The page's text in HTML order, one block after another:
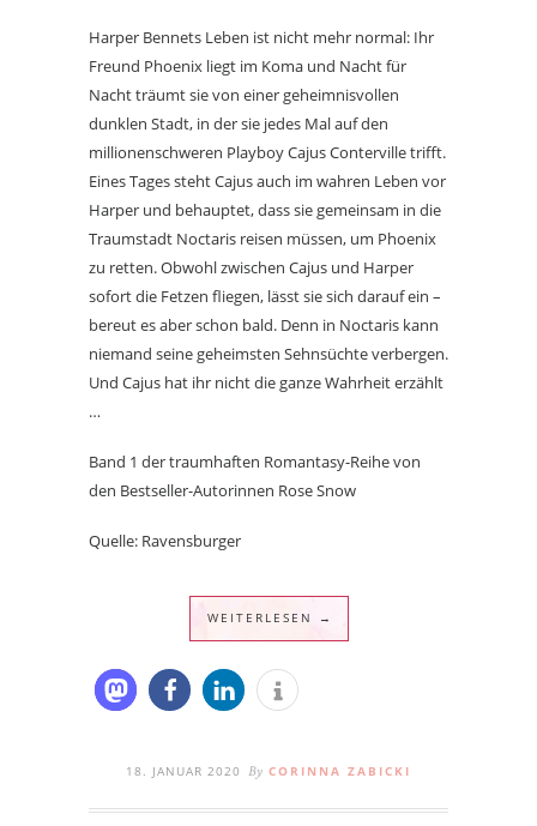
Harper Bennets Leben ist nicht mehr normal: Ihr
Freund Phoenix liegt im Koma und Nacht für
Nacht träumt sie von einer geheimnisvollen
dunklen Stadt, in der sie jedes Mal auf den
millionenschweren Playboy Cajus Conterville trifft.
Eines Tages steht Cajus auch im wahren Leben vor
Harper und behauptet, dass sie gemeinsam in die
Traumstadt Noctaris reisen müssen, um Phoenix
zu retten. Obwohl zwischen Cajus und Harper
sofort die Fetzen fliegen, lässt sie sich darauf ein –
bereut es aber schon bald. Denn in Noctaris kann
niemand seine geheimsten Sehnsüchte verbergen.
Und Cajus hat ihr nicht die ganze Wahrheit erzählt
…
Band 1 der traumhaften Romantasy-Reihe von
den Bestseller-Autorinnen Rose Snow
Quelle: Ravensburger
WEITERLESEN →
18. JANUAR 2020 By CORINNA ZABICKI